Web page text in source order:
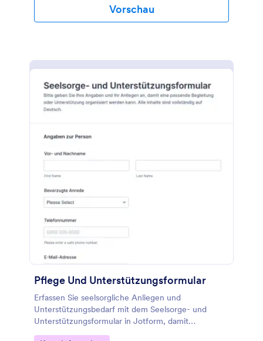
Vorschau
Pflege Und Unterstützungsformular
Erfassen Sie seelsorgliche Anliegen und
Unterstützungsbedarf mit dem Seelsorge- und
Unterstützungsformular in Jotform, damit
Gemeinden und Beratungsstellen Anfragen gezielt